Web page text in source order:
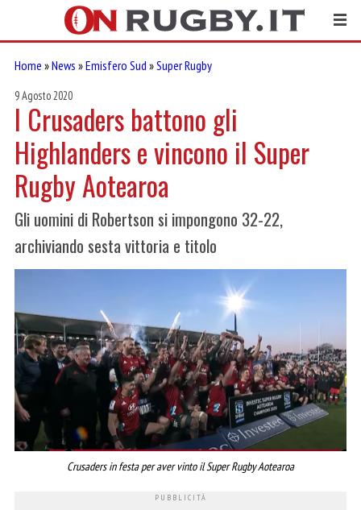
Home »News »Emisfero Sud »Super Rugby
9 Agosto 2020
I Crusaders battono gli
Highlanders e vincono il Super
Rugby Aotearoa
Gli uomini di Robertson si impongono 32-22,
archiviando sesta vittoria e titolo
Crusaders in festa per aver vinto il Super Rugby Aotearoa